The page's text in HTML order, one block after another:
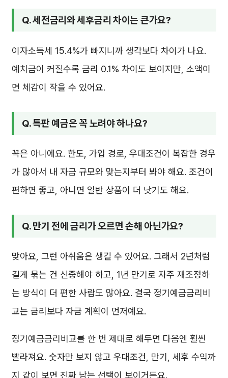
Q. 세전금리와 세후금리 차이는 큰가요?
이자소득세 15.4%가 빠지니까 생각보다 차이가 나요.
예치금이 커질수록 금리 0.1% 차이도 보이지만, 소액이
면 체감이 작을 수 있어요.
Q. 특판 예금은 꼭 노려야 하나요?
꼭은 아니에요. 한도, 가입 경로, 우대조건이 복잡한 경우
가 많아서 내 자금 규모와 맞는지부터 봐야 해요. 조건이
편하면 좋고, 아니면 일반 상품이 더 낫기도 해요.
Q. 만기 전에 금리가 오르면 손해 아닌가요?
맞아요, 그런 아쉬움은 생길 수 있어요. 그래서 2년처럼
길게 묶는 건 신중해야 하고, 1년 만기로 자주 재조정하
는 방식이 더 편한 사람도 많아요. 결국 정기예금금리비
교는 금리보다 자금 계획이 먼저예요.
정기예금금리비교를 한 번 제대로 해두면 다음엔 훨씬
빨라져요. 숫자만 보지 않고 우대조건, 만기, 세후 수익까
지 같이 보면 진짜 남는 선택이 보이거든요.